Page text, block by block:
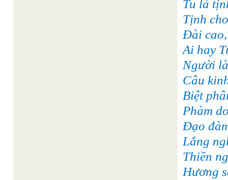
Tu là
Tịnh
Đài
Ai hay
Người
Câu
Biệt
Phàm
Đạo
Lắng
Thiền
Hương